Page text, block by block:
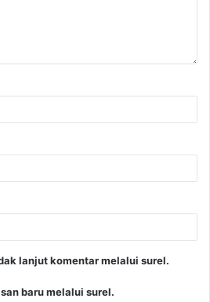
lanjut komentar melalui surel.
baru melalui surel.